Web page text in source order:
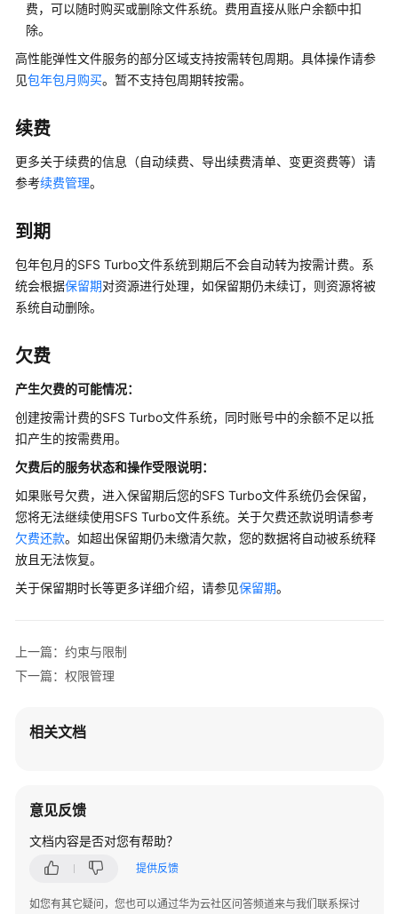
功
能
SFS
文
件
统
类
型
安
与
其
他
云
服
务
的
关
系
基
概
约
束
制
说
明
权
限
费，可以随时购买或删除文件系统。费用直接从账户余额中扣
除。
高性能弹性文件服务的部分区域支持按需转包周期。具体操作请参
见包年包月购买。暂不支持包周期转按需。
续费
更多关于续费的信息（自动续费、导出续费清单、变更资费等）请
参考续费管理。
到期
包年包月的SFS Turbo文件系统到期后不会自动转为按需计费。系
统会根据保留期对资源进行处理，如保留期仍未续订，则资源将被
系统自动删除。
欠费
产生欠费的可能情况：
创建按需计费的SFS Turbo文件系统，同时账号中的余额不足以抵
扣产生的按需费用。
欠费后的服务状态和操作受限说明：
如果账号欠费，进入保留期后您的SFS Turbo文件系统仍会保留，
您将无法继续使用SFS Turbo文件系统。关于欠费还款说明请参考
欠费还款。如超出保留期仍未缴清欠款，您的数据将自动被系统释
放且无法恢复。
关于保留期时长等更多详细介绍，请参见保留期。
上一篇：约束与限制
下一篇：权限管理
相关文档
意见反馈
文档内容是否对您有帮助？
提供反馈
如您有其它疑问，您也可以通过华为云社区问答频道来与我们联系探讨